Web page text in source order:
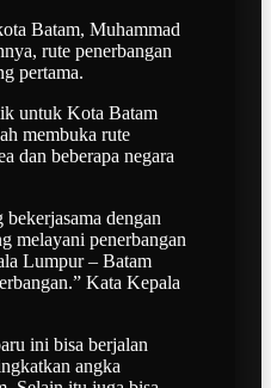
Batam, Muhammad
rute penerbangan
pertama.
untuk Kota Batam
membuka rute
dan beberapa negara
dengan
melayani penerbangan
Lumpur – Batam
Kata Kepala
ini bisa berjalan
angka